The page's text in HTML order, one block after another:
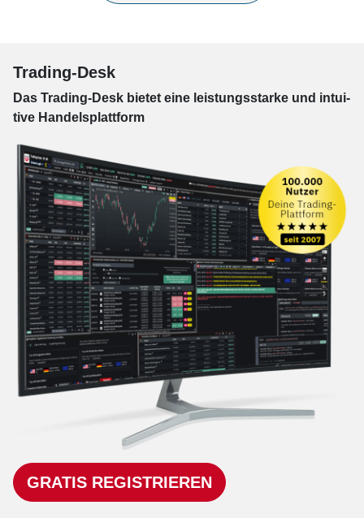
Trading-Desk
Das Trading-Desk bie­tet eine leis­tungs­star­ke und in­tui­
tive Han­dels­platt­form
GRATIS REGISTRIEREN